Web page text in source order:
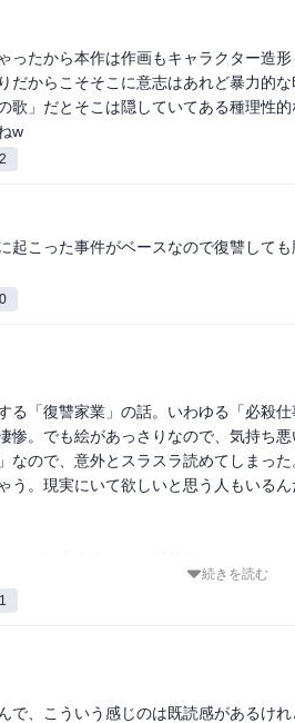
ったから本作は作画もキャラクター造
だからこそそこに意志はあれど暴力的
歌」だとそこは隠していてある種理性
w
2
起こった事件がベースなので復讐して
0
る「復讐家業」の話。いわゆる「必殺
惨。でも絵があっさりなので、気持ち悪
なので、意外とスラスラ読めてしまっ
う。現実にいて欲しいと思う人もいる
気。
始めた主人公たちが、それでも復讐に身
いところも面白かった。
続きを読む
1
で、こういう感じのは既読感があるけ